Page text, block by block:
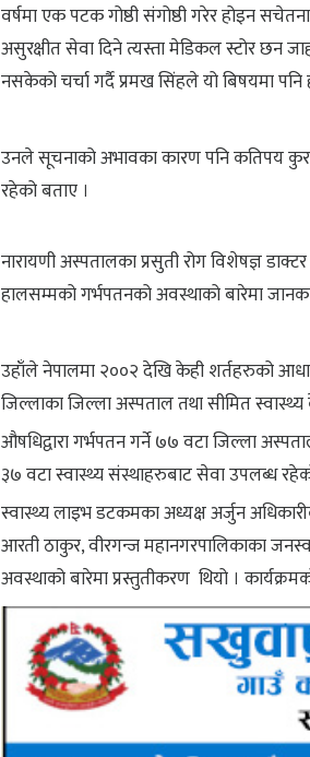
वर्षमा एक पटक गोष्ठी संगोष्ठी गरेर होइन
असुरक्षीत सेवा दिने त्यस्ता मेडिकल स्टोर छन
नसकेको चर्चा गर्दै प्रमख सिंहले यो बिषयमा
उनले सूचनाको अभावका कारण पनि कतिपय
रहेको बताए ।
नारायणी अस्पतालका प्रसुती रोग विशेषज्ञ
हालसम्मको गर्भपतनको अवस्थाको बारेमा
उहाँले नेपालमा २००२ देखि केही शर्तहरुको
जिल्लाका जिल्ला अस्पताल तथा सीमित
औषधिद्वारा गर्भपतन गर्ने ७७ वटा जिल्ला
३७ वटा स्वास्थ्य संस्थाहरुबाट सेवा उपलब्ध
स्वास्थ्य लाइभ डटकमका अध्यक्ष अर्जुन
आरती ठाकुर, वीरगन्ज महानगरपालिकाका
अवस्थाको बारेमा प्रस्तुतीकरण थियो ।